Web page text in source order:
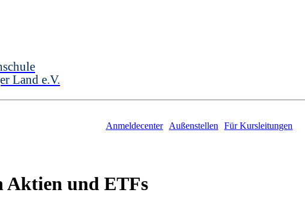
Land e.V.
Anmeldecenter Außenstellen Für Kursleitungen
Aktien und ETFs